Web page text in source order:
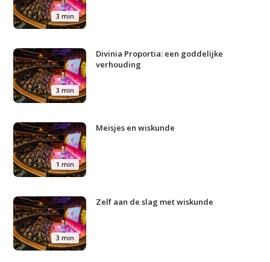
Artikelen
3 min
3 min
Divinia Proportia: een goddelijke
verhouding
1 min
Meisjes en wiskunde
3 min
Zelf aan de slag met wiskunde